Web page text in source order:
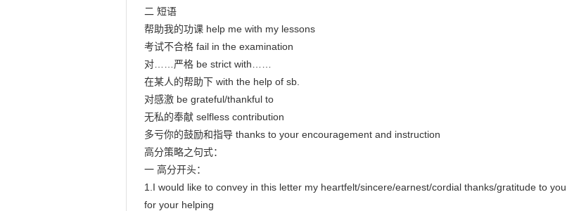
二 短语
帮助我的功课 help me with my lessons
考试不合格 fail in the examination
对……严格 be strict with……
在某人的帮助下 with the help of sb.
对感激 be grateful/thankful to
无私的奉献 selfless contribution
多亏你的鼓励和指导 thanks to your encouragement and instruction
高分策略之句式：
一 高分开头：
1.I would like to convey in this letter my heartfelt/sincere/earnest/cordial thanks/gratitude to you
for your helping